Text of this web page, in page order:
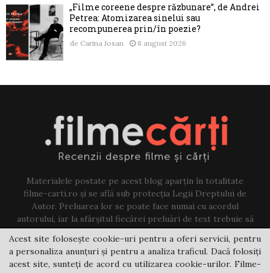
„Filme coreene despre răzbunare”, de Andrei
Petrea: Atomizarea sinelui sau
recompunerea prin/în poezie?
de Carina Josan 8 august 2026
Materialele postate pe acest blog aparțin în totalitate
filme-carti.ro și se află sub protecția Legii Dreptului de
Autor. Preluarea lor se poate face numai cu acordul
autorului, iar la sfârșitul fiecărei preluări de text trebuie să
existe un link către acest blog.
Contact us:jovi@filme-carti.ro
Acest site folosește cookie-uri pentru a oferi servicii, pentru
a personaliza anunțuri și pentru a analiza traficul. Dacă folosiți
acest site, sunteți de acord cu utilizarea cookie-urilor. Filme-